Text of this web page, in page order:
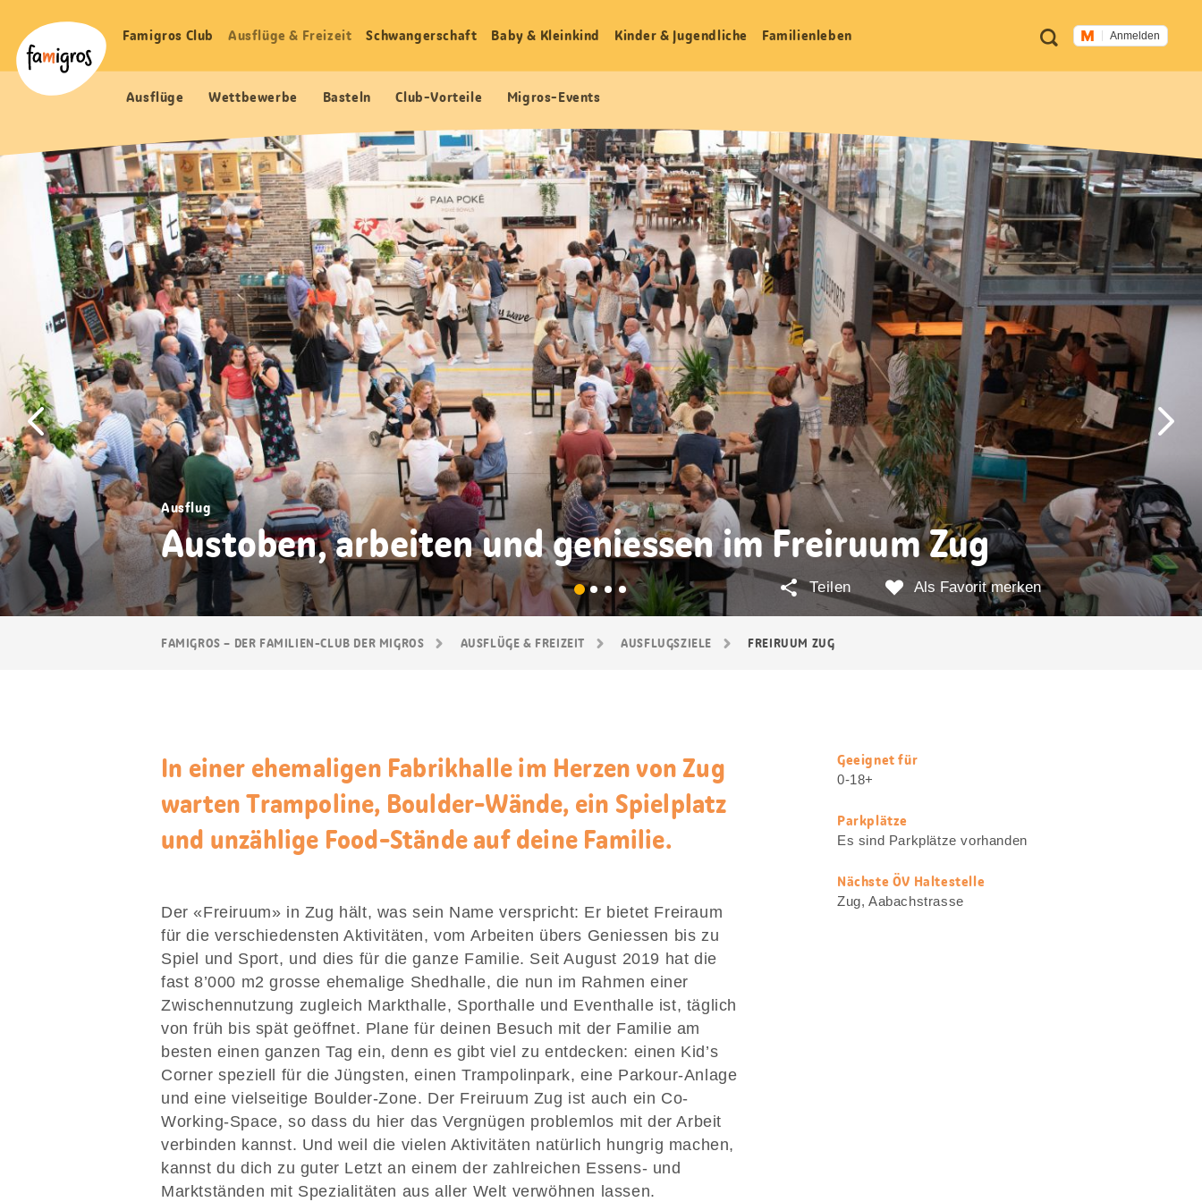
Navigation
Logo
Meta
Navigation
Suche Anmelden
Haupt
Famigros Club Ausflüge & Freizeit Schwangerschaft Baby & Kleinkind Kinder & Jugendliche Familien­leben
Ausflüge Wettbewerbe Basteln Club-Vorteile Migros-Events
FAMIGROS – DER FAMILIEN-CLUB DER MIGROS AUSFLÜGE & FREIZEIT AUSFLUGSZIELE FREIRUUM ZUG
Ausflug
Austoben, arbeiten und geniessen im Freiruum Zug
Als Favorit merken
Teilen
In einer ehemaligen Fabrikhalle im Herzen von Zug
warten Trampoline, Boulder-Wände, ein Spielplatz
und unzählige Food-Stände auf deine Familie.
Der «Freiruum» in Zug hält, was sein Name verspricht: Er bietet Freiraum
für die verschiedensten Aktivitäten, vom Arbeiten übers Geniessen bis zu
Spiel und Sport, und dies für die ganze Familie. Seit August 2019 hat die
fast 8’000 m2 grosse ehemalige Shedhalle, die nun im Rahmen einer
Zwischennutzung zugleich Markthalle, Sporthalle und Eventhalle ist, täglich
von früh bis spät geöffnet. Plane für deinen Besuch mit der Familie am
besten einen ganzen Tag ein, denn es gibt viel zu entdecken: einen Kid’s
Corner speziell für die Jüngsten, einen Trampolinpark, eine Parkour-Anlage
und eine vielseitige Boulder-Zone. Der Freiruum Zug ist auch ein Co-
Working-Space, so dass du hier das Vergnügen problemlos mit der Arbeit
verbinden kannst. Und weil die vielen Aktivitäten natürlich hungrig machen,
kannst du dich zu guter Letzt an einem der zahlreichen Essens- und
Marktständen mit Spezialitäten aus aller Welt verwöhnen lassen.
Nützliche
Informationen
Geeignet für
0-18+
Parkplätze
Es sind Parkplätze vorhanden
Nächste ÖV Haltestelle
Zug, Aabachstrasse